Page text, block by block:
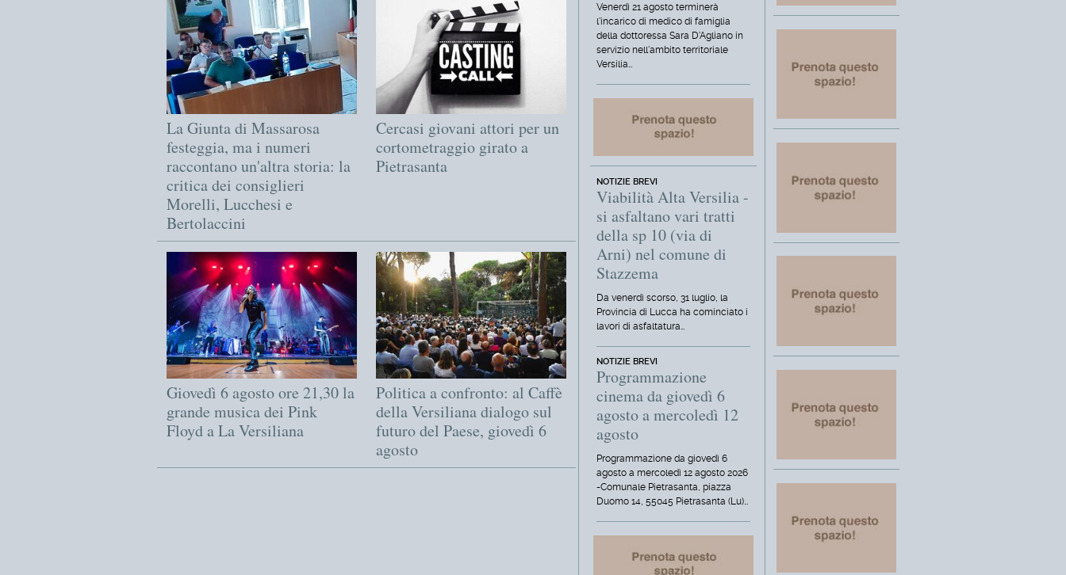
La Giunta di Massarosa
festeggia, ma i numeri
raccontano un'altra storia: la
critica dei consiglieri
Morelli, Lucchesi e
Bertolaccini
Cercasi giovani attori per un
cortometraggio girato a
Pietrasanta
Giovedì 6 agosto ore 21,30 la
grande musica dei Pink
Floyd a La Versiliana
Politica a confronto: al Caffè
della Versiliana dialogo sul
futuro del Paese, giovedì 6
agosto
Venerdì 21 agosto terminerà
l'incarico di medico di famiglia
della dottoressa Sara D'Agliano in
servizio nell'ambito territoriale
Versilia…
NOTIZIE BREVI
Viabilità Alta Versilia -
si asfaltano vari tratti
della sp 10 (via di
Arni) nel comune di
Stazzema
Da venerdì scorso, 31 luglio, la
Provincia di Lucca ha cominciato i
lavori di asfaltatura…
NOTIZIE BREVI
Programmazione
cinema da giovedì 6
agosto a mercoledì 12
agosto
Programmazione da giovedì 6
agosto a mercoledì 12 agosto 2026
-Comunale Pietrasanta, piazza
Duomo 14, 55045 Pietrasanta (Lu)…